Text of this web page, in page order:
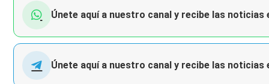
Únete aquí a nuestro canal y recibe las noticias
Únete aquí a nuestro canal y recibe las noticias